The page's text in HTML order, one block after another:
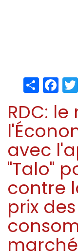
Share
RDC:
avec
"Talo"
contre
prix